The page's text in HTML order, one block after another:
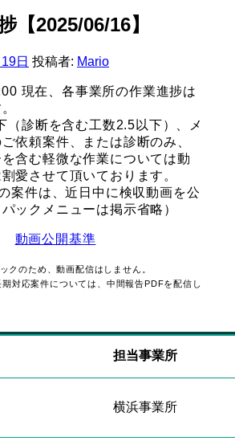
【2025/06/16】
日 投稿者: Mario
現在、各事業所の作業進捗は
（診断を含む工数2.5以下）、メ
依頼案件、または診断のみ、
含む軽微な作業については動
愛させて頂いております。
案件は、近日中に検収動画を公
ックメニューは掲示省略）
動画公開基準
クのため、動画配信はしません。
対応案件については、中間報告PDFを配信し
担当事業所
横浜事業所